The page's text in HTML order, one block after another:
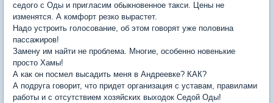
седого с Оды и пригласим обыкновенное такси. Цены не
изменятся. А комфорт резко вырастет.
Надо устроить голосование, об этом говорят уже половина
пассажиров!
Замену им найти не проблема. Многие, особенно новенькие
просто Хамы!
А как он посмел высадить меня в Андреевке? КАК?
А подруга говорит, что придет организация с уставам, правилами
работы и с отсутствием хозяйских выходок Седой Оды!